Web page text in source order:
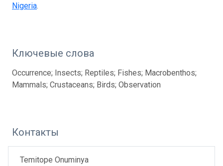
Nigeria.
Ключевые слова
Occurrence; Insects; Reptiles; Fishes; Macrobenthos;
Mammals; Crustaceans; Birds; Observation
Контакты
Temitope Onuminya